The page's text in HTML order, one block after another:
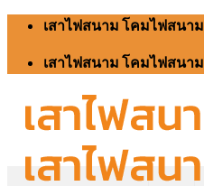
Skip
content
เสาไฟสนาม โคมไฟสนาม
เสาไฟสนาม โคมไฟสนาม